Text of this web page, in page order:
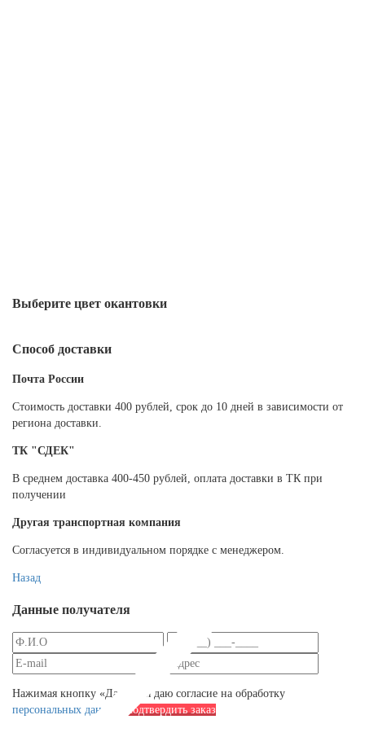
Выберите цвет окантовки
Способ доставки
Почта России
Cтоимость доставки 400 рублей, срок до 10 дней в зависимости от
региона доставки.
ТК "СДЕК"
В среднем доставка 400-450 рублей, оплата доставки в ТК при
получении
Другая транспортная компания
Согласуется в индивидуальном порядке с менеджером.
Назад
Данные получателя
Нажимая кнопку «Далее», я даю согласие на обработку
персональных данных
Подтвердить заказ